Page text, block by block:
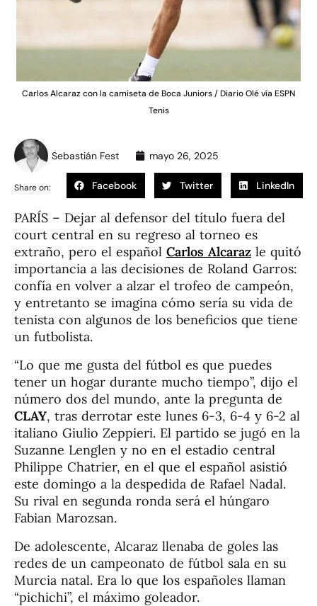
Carlos Alcaraz con la camiseta de Boca Juniors / Diario Olé vía ESPN
Tenis
Sebastián Fest mayo 26, 2025
Share on: Facebook Twitter LinkedIn
PARÍS – Dejar al defensor del título fuera del
court central en su regreso al torneo es
extraño, pero el español Carlos Alcaraz le quitó
importancia a las decisiones de Roland Garros:
confía en volver a alzar el trofeo de campeón,
y entretanto se imagina cómo sería su vida de
tenista con algunos de los beneficios que tiene
un futbolista.
“Lo que me gusta del fútbol es que puedes
tener un hogar durante mucho tiempo”, dijo el
número dos del mundo, ante la pregunta de
CLAY, tras derrotar este lunes 6-3, 6-4 y 6-2 al
italiano Giulio Zeppieri. El partido se jugó en la
Suzanne Lenglen y no en el estadio central
Philippe Chatrier, en el que el español asistió
este domingo a la despedida de Rafael Nadal.
Su rival en segunda ronda será el húngaro
Fabian Marozsan.
De adolescente, Alcaraz llenaba de goles las
redes de un campeonato de fútbol sala en su
Murcia natal. Era lo que los españoles llaman
“pichichi”, el máximo goleador.